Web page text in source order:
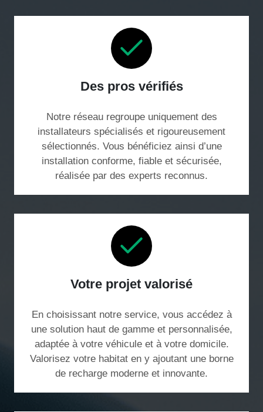
Des pros vérifiés
Notre réseau regroupe uniquement des
installateurs spécialisés et rigoureusement
sélectionnés. Vous bénéficiez ainsi d’une
installation conforme, fiable et sécurisée,
réalisée par des experts reconnus.
Votre projet valorisé
En choisissant notre service, vous accédez à
une solution haut de gamme et personnalisée,
adaptée à votre véhicule et à votre domicile.
Valorisez votre habitat en y ajoutant une borne
de recharge moderne et innovante.